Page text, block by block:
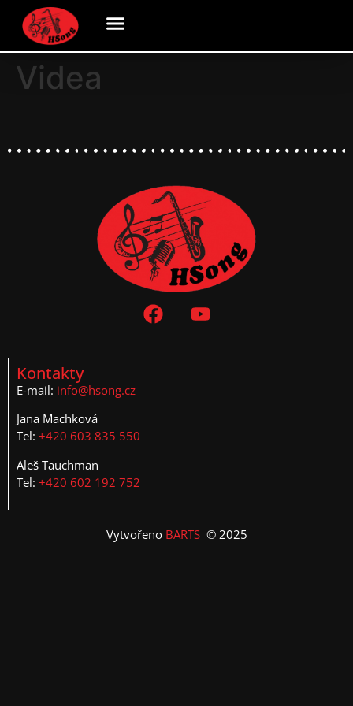
Videa
Kontakty
E-mail: info@hsong.cz
Jana Machková
Tel: +420 603 835 550
Aleš Tauchman
Tel: +420 602 192 752
Vytvořeno BARTS© 2025